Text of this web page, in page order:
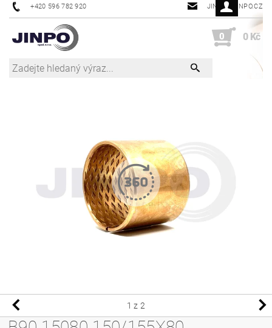
+420 596 782 920 JINPO@JINPO.CZ
0 0 Kč
1 z 2